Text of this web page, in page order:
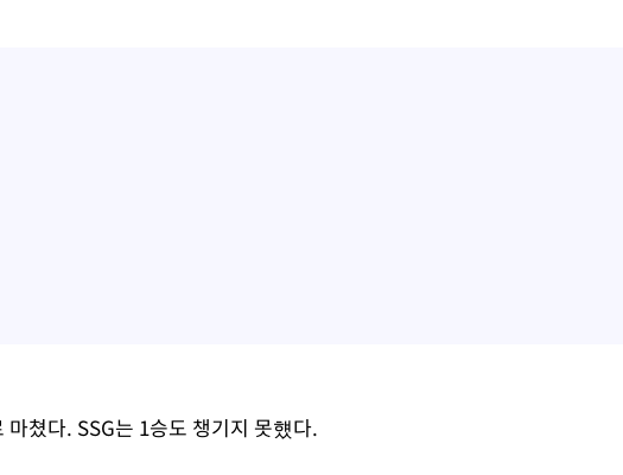
쳤다. SSG는 1승도 챙기지 못헀다.